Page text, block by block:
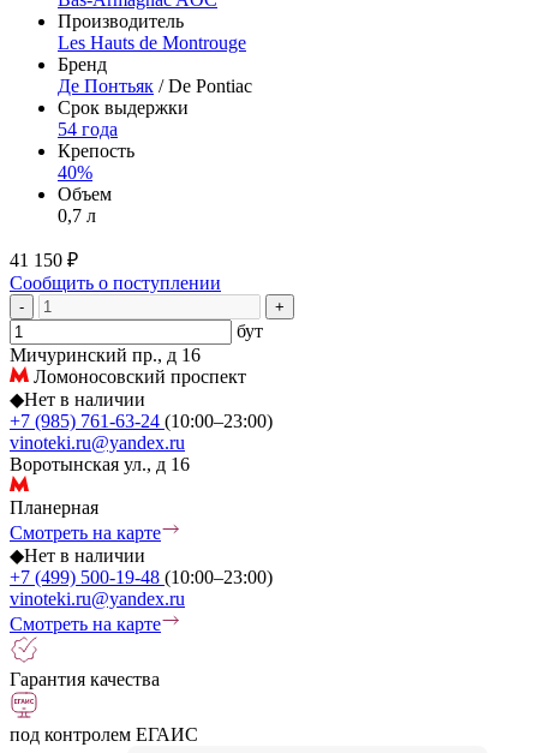
Производитель
Les Hauts de Montrouge
Бренд
Де Понтьяк / De Pontiac
Срок выдержки
54 года
Крепость
40%
Объем
0,7 л
41 150 ₽
Сообщить о поступлении
- +
бут
Мичуринский пр., д 16
Ломоносовский проспект
◆Нет в наличии
+7 (985) 761-63-24 (10:00–23:00)
vinoteki.ru@yandex.ru
Воротынская ул., д 16
Планерная
Смотреть на карте
◆Нет в наличии
+7 (499) 500-19-48 (10:00–23:00)
vinoteki.ru@yandex.ru
Смотреть на карте
Гарантия качества
под контролем ЕГАИС